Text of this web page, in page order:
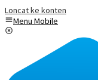
Loncat ke konten
Menu Mobile